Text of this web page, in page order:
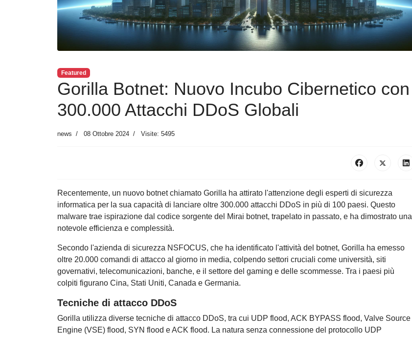
Featured
Gorilla Botnet: Nuovo Incubo Cibernetico con
300.000 Attacchi DDoS Globali
news 08 Ottobre 2024 Visite: 5495
Recentemente, un nuovo botnet chiamato Gorilla ha attirato l'attenzione degli esperti di sicurezza
informatica per la sua capacità di lanciare oltre 300.000 attacchi DDoS in più di 100 paesi. Questo
malware trae ispirazione dal codice sorgente del Mirai botnet, trapelato in passato, e ha dimostrato una
notevole efficienza e complessità.
Secondo l'azienda di sicurezza NSFOCUS, che ha identificato l'attività del botnet, Gorilla ha emesso
oltre 20.000 comandi di attacco al giorno in media, colpendo settori cruciali come università, siti
governativi, telecomunicazioni, banche, e il settore del gaming e delle scommesse. Tra i paesi più
colpiti figurano Cina, Stati Uniti, Canada e Germania.
Tecniche di attacco DDoS
Gorilla utilizza diverse tecniche di attacco DDoS, tra cui UDP flood, ACK BYPASS flood, Valve Source
Engine (VSE) flood, SYN flood e ACK flood. La natura senza connessione del protocollo UDP